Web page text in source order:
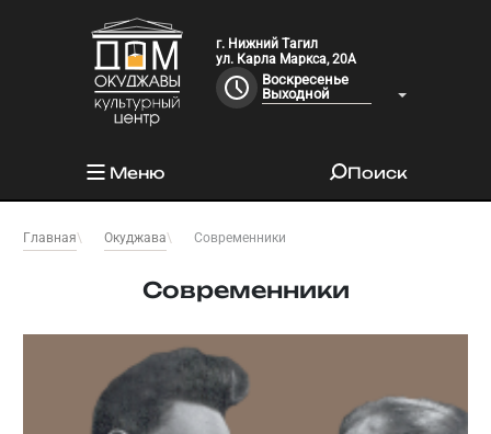
г. Нижний Тагил
ул. Карла Маркса, 20А
Воскресенье
Выходной
Меню Поиск
Главная Окуджава Современники
Современники